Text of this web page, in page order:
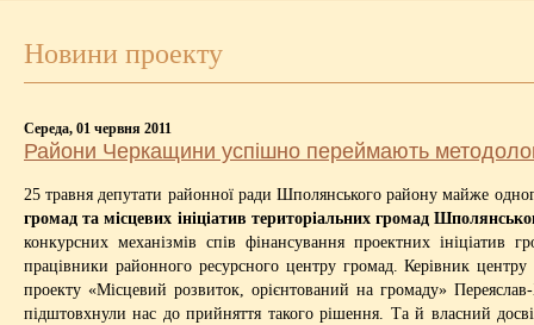
Новини проекту
Середа, 01 червня 2011
Райони Черкащини успішно переймають
25 травня депутати районної ради Шполянського району майже
громад та місцевих ініціатив територіальних громад
конкурсних механізмів спів фінансування проектних
працівники районного ресурсного центру громад. Керівник
проекту «Місцевий розвиток, орієнтований на громаду»
підштовхнули нас до прийняття такого рішення. Та й власний